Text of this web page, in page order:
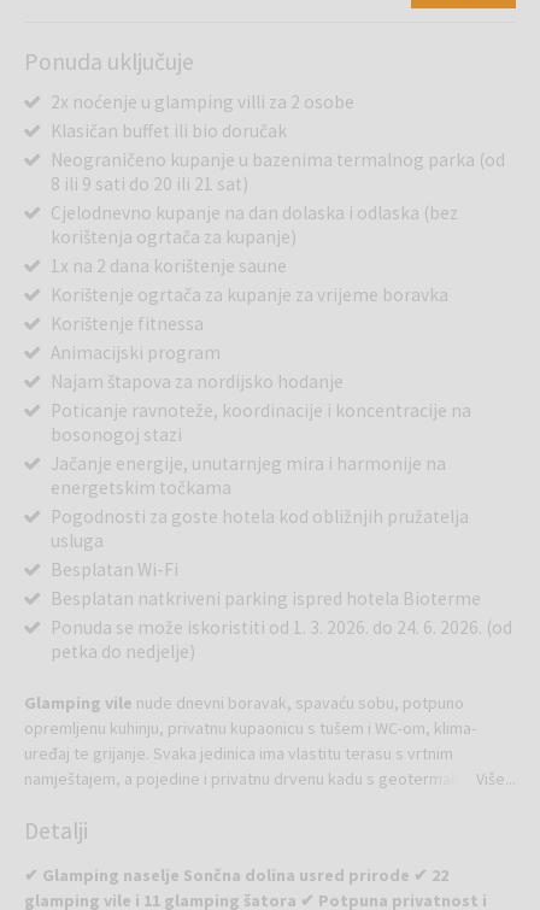
Ponuda uključuje
2x noćenje u glamping villi za 2 osobe
Klasičan buffet ili bio doručak
Neograničeno kupanje u bazenima termalnog parka (od
8 ili 9 sati do 20 ili 21 sat)
Cjelodnevno kupanje na dan dolaska i odlaska (bez
korištenja ogrtača za kupanje)
1x na 2 dana korištenje saune
Korištenje ogrtača za kupanje za vrijeme boravka
Korištenje fitnessa
Animacijski program
Najam štapova za nordijsko hodanje
Poticanje ravnoteže, koordinacije i koncentracije na
bosonogoj stazi
Jačanje energije, unutarnjeg mira i harmonije na
energetskim točkama
Pogodnosti za goste hotela kod obližnjih pružatelja
usluga
Besplatan Wi-Fi
Besplatan natkriveni parking ispred hotela Bioterme
Ponuda se može iskoristiti od 1. 3. 2026. do 24. 6. 2026. (od
petka do nedjelje)
Glamping vile nude dnevni boravak, spavaću sobu, potpuno
opremljenu kuhinju, privatnu kupaonicu s tušem i WC-om, klima-
uređaj te grijanje. Svaka jedinica ima vlastitu terasu s vrtnim
namještajem, a pojedine i privatnu drvenu kadu s geotermalnom
primaju od 2 do 6 osoba i uključuju boravišni prostor, kuhinjsku nišu
osiguravaju visoku razinu udobnosti i u prirodnom okruženju.
Više...
Detalji
✔ Glamping naselje Sončna dolina usred prirode ✔ 22
glamping vile i 11 glamping šatora ✔ Potpuna privatnost i